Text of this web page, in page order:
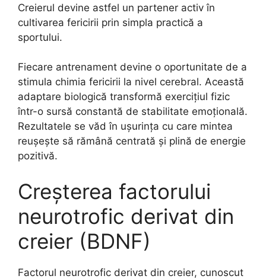
Creierul devine astfel un partener activ în
cultivarea fericirii prin simpla practică a
sportului.
Fiecare antrenament devine o oportunitate de a
stimula chimia fericirii la nivel cerebral. Această
adaptare biologică transformă exercițiul fizic
într-o sursă constantă de stabilitate emoțională.
Rezultatele se văd în ușurința cu care mintea
reușește să rămână centrată și plină de energie
pozitivă.
Creșterea factorului
neurotrofic derivat din
creier (BDNF)
Factorul neurotrofic derivat din creier, cunoscut